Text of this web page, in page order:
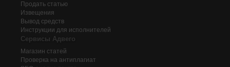
Продать статью
Извещения
Вывод средств
Инструкции для исполнителей
Сервисы Адвего
Магазин статей
Проверка на антиплагиат